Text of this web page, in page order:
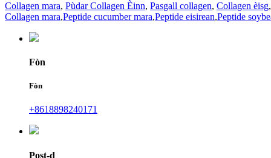
Collagen mara, Pùdar Collagen Èinn, Pasgall collagen, Collagen èisg,
Collagen mara,Peptide cucumber mara,Peptide eisirean,Peptide
Fòn
Fòn
+8618898240171
Post-d